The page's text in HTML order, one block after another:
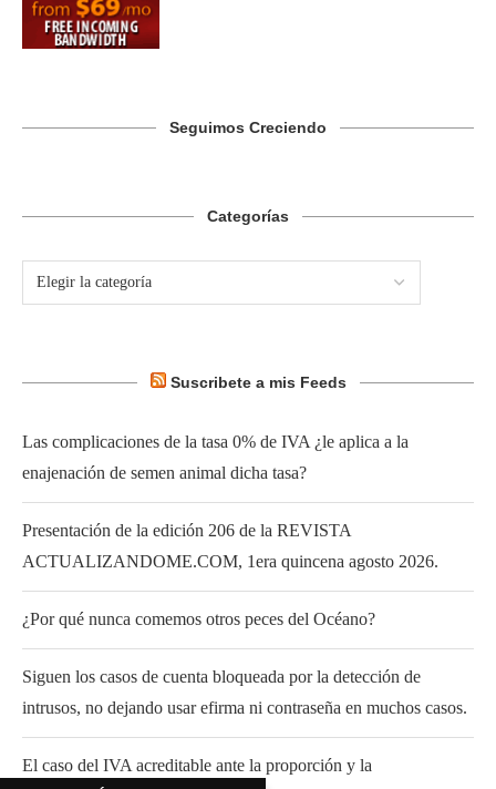
Seguimos Creciendo
Categorías
Suscribete a mis Feeds
Las complicaciones de la tasa 0% de IVA ¿le aplica a la
enajenación de semen animal dicha tasa?
Presentación de la edición 206 de la REVISTA
ACTUALIZANDOME.COM, 1era quincena agosto 2026.
¿Por qué nunca comemos otros peces del Océano?
Siguen los casos de cuenta bloqueada por la detección de
intrusos, no dejando usar efirma ni contraseña en muchos casos.
El caso del IVA acreditable ante la proporción y la